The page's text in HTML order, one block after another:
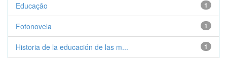
1
Educação
1
Fotonovela
1
Historia de la educación de las m...